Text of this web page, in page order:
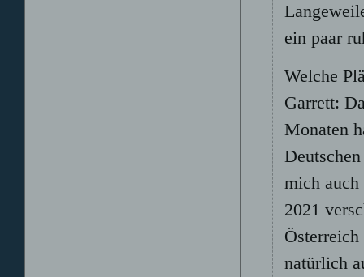
ein paar
Welche
Garrett:
Monaten
mich auch
2021
natürlich